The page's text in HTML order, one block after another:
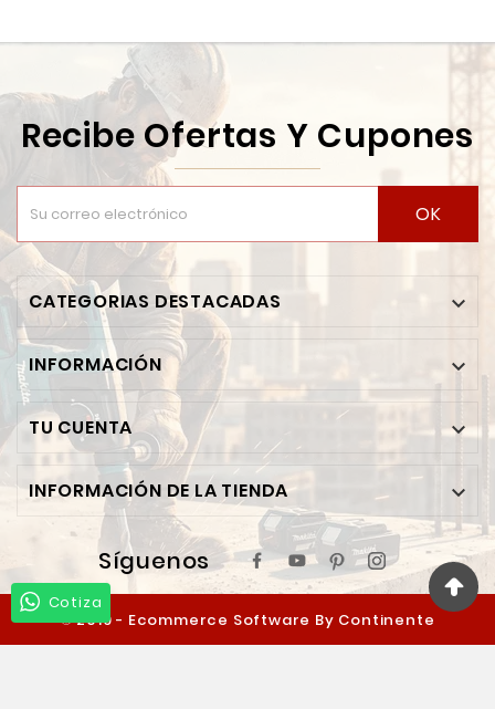
Recibe Ofertas Y Cupones
OK
CATEGORIAS DESTACADAS 
INFORMACIÓN 
TU CUENTA 
INFORMACIÓN DE LA TIENDA 
Síguenos
© 2019 - Ecommerce Software By Continente
Ferretero™
Cotiza